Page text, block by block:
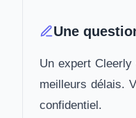
Une
Un expert Cleerly
meilleurs délais.
confidentiel.